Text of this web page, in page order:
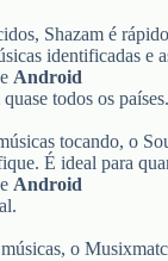
Shazam é
identificadas
e Android
todos os países.
tocando, o
É ideal para
e Android
o